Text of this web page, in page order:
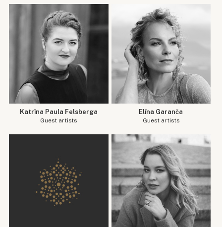
Katrīna Paula Felsberga
Guest artists
Elīna Garanča
Guest artists